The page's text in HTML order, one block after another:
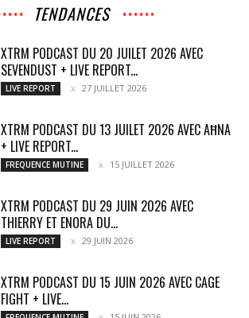
TENDANCES
XTRM PODCAST DU 20 JUILET 2026 AVEC
SEVENDUST + LIVE REPORT...
LIVE REPORT 27 JUILLET 2026
XTRM PODCAST DU 13 JUILET 2026 AVEC AĦNA
+ LIVE REPORT...
FREQUENCE MUTINE 15 JUILLET 2026
XTRM PODCAST DU 29 JUIN 2026 AVEC
THIERRY ET ENORA DU...
LIVE REPORT 29 JUIN 2026
XTRM PODCAST DU 15 JUIN 2026 AVEC CAGE
FIGHT + LIVE...